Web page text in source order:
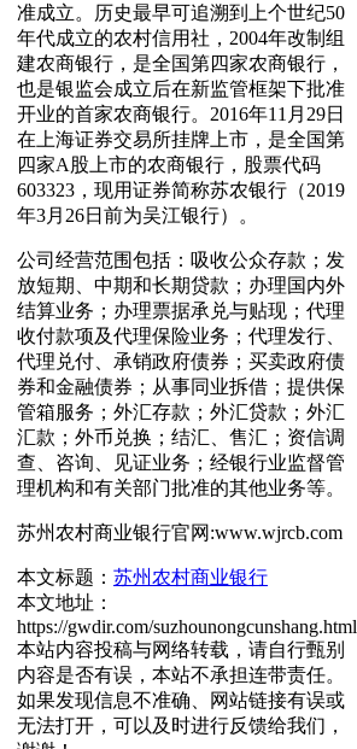
准成立。历史最早可追溯到上个世纪50
年代成立的农村信用社，2004年改制组
建农商银行，是全国第四家农商银行，
也是银监会成立后在新监管框架下批准
开业的首家农商银行。2016年11月29日
在上海证券交易所挂牌上市，是全国第
四家A股上市的农商银行，股票代码
603323，现用证券简称苏农银行（2019
年3月26日前为吴江银行）。
公司经营范围包括：吸收公众存款；发
放短期、中期和长期贷款；办理国内外
结算业务；办理票据承兑与贴现；代理
收付款项及代理保险业务；代理发行、
代理兑付、承销政府债券；买卖政府债
券和金融债券；从事同业拆借；提供保
管箱服务；外汇存款；外汇贷款；外汇
汇款；外币兑换；结汇、售汇；资信调
查、咨询、见证业务；经银行业监督管
理机构和有关部门批准的其他业务等。
苏州农村商业银行官网:www.wjrcb.com
本文标题： 苏州农村商业银行
本文地址：
https://gwdir.com/suzhounongcunshang.html
本站内容投稿与网络转载，请自行甄别
内容是否有误，本站不承担连带责任。
如果发现信息不准确、网站链接有误或
无法打开，可以及时进行反馈给我们，